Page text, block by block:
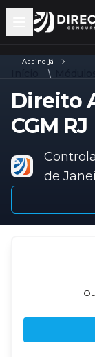
Open main
Assine já
Direito
CGM RJ
de
Ou